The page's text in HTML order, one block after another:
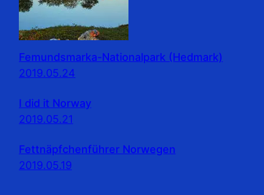
Femundsmarka-Nationalpark (Hedmark)
2019.05.24
I did it Norway
2019.05.21
Fettnäpfchenführer Norwegen
2019.05.19